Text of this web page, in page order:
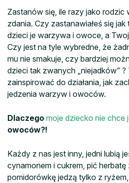
Zastanów się, ile razy jako rodzic
zdania. Czy zastanawiałeś się
dzieci je warzywa i owoce, a
Czy jest na tyle wybredne, że
mu nie smakuje, czy bardziej
dzieci tak zwanych „niejadków” ?
zainspirować do działania, jak
jedzenia warzyw i owoców.
Dlaczego moje dziecko nie chce
owoców?!
Każdy z nas jest inny, jedni lubią
cynamonem i cukrem, pić
pomidorówkę jedzą tylko z